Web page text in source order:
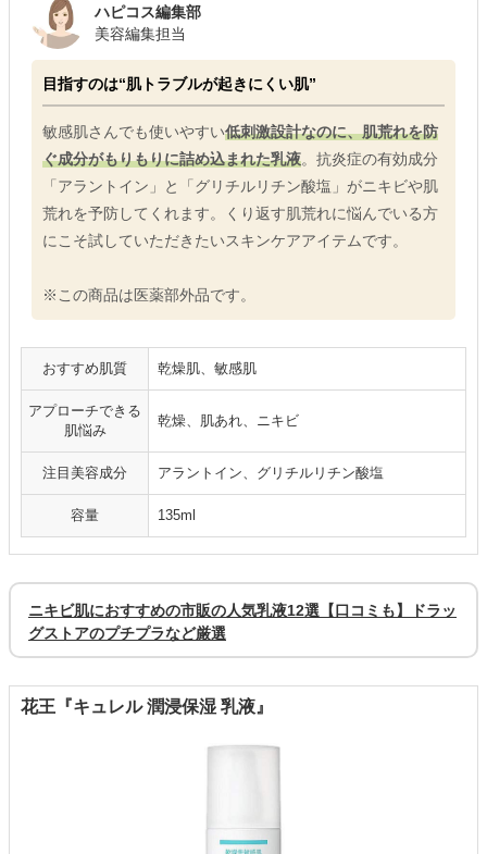
ハピコス編集部
美容編集担当
目指すのは“肌トラブルが起きにくい肌”
敏感肌さんでも使いやすい低刺激設計なのに、肌荒れを防
ぐ成分がもりもりに詰め込まれた乳液。抗炎症の有効成分
「アラントイン」と「グリチルリチン酸塩」がニキビや肌
荒れを予防してくれます。くり返す肌荒れに悩んでいる方
にこそ試していただきたいスキンケアアイテムです。
※この商品は医薬部外品です。
おすすめ肌質 乾燥肌、敏感肌
アプローチできる
肌悩み
乾燥、肌あれ、ニキビ
注目美容成分 アラントイン、グリチルリチン酸塩
容量 135ml
ニキビ肌におすすめの市販の人気乳液12選【口コミも】ドラッ
グストアのプチプラなど厳選
花王『キュレル 潤浸保湿 乳液』